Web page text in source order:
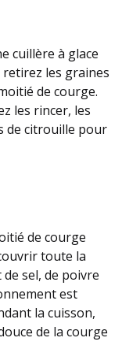
cuillère à glace
les graines
de courge.
les rincer, les
de citrouille pour
de courge
toute la
sel, de poivre
est
la cuisson,
de la courge